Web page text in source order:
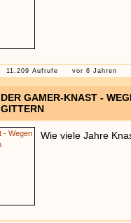
11.209 Aufrufe vor 6 Jahren
DER GAMER-KNAST -
GITTERN
Wie viele Jahre